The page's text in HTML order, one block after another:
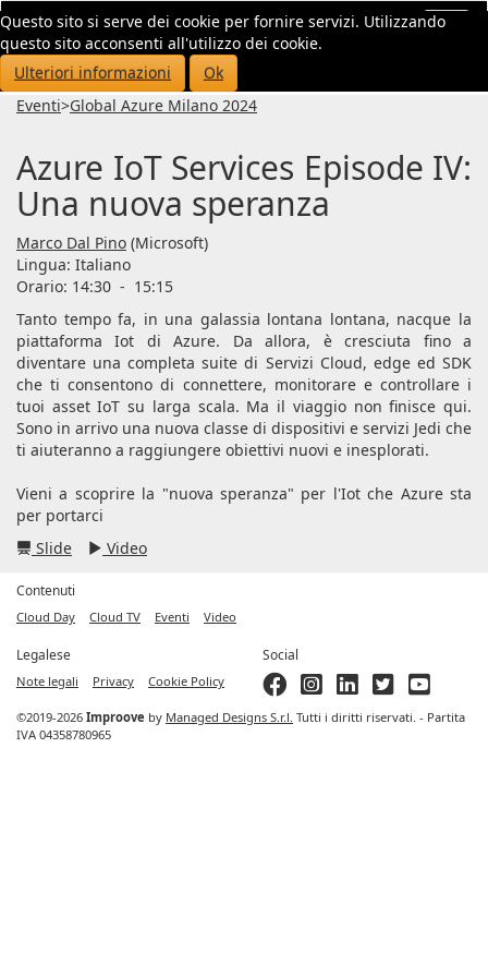
Questo sito si serve dei cookie per fornire servizi. Utilizzando
questo sito acconsenti all'utilizzo dei cookie.
Ulteriori informazioni
Ok
Eventi>Global Azure Milano 2024
Azure IoT Services Episode IV:
Una nuova speranza
Marco Dal Pino (Microsoft)
Lingua: Italiano
Orario: 14:30 - 15:15
Tanto tempo fa, in una galassia lontana lontana, nacque la
piattaforma Iot di Azure. Da allora, è cresciuta fino a
diventare una completa suite di Servizi Cloud, edge ed SDK
che ti consentono di connettere, monitorare e controllare i
tuoi asset IoT su larga scala. Ma il viaggio non finisce qui.
Sono in arrivo una nuova classe di dispositivi e servizi Jedi che
ti aiuteranno a raggiungere obiettivi nuovi e inesplorati.
Vieni a scoprire la "nuova speranza" per l'Iot che Azure sta
per portarci
Slide
Video
Contenuti
Cloud Day Cloud TV Eventi Video
Legalese
Note legali Privacy Cookie Policy
Social
©2019-2026 Improove by Managed Designs S.r.l. Tutti i diritti riservati. - Partita
IVA 04358780965